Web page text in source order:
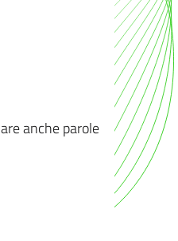
anche parole